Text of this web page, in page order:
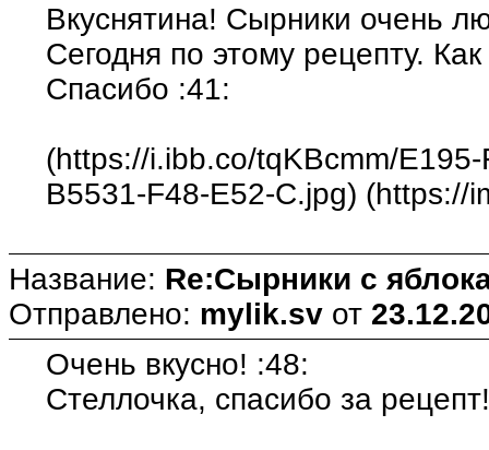
Вкуснятина! Сырники очень
Сегодня по этому рецепту.
Спасибо :41:
(https://i.ibb.co/tqKBcmm/
B5531-F48-E52-C.jpg) (https://
Название: Re:Сырники с
Отправлено: mylik.sv от
Очень вкусно! :48:
Стеллочка, спасибо за